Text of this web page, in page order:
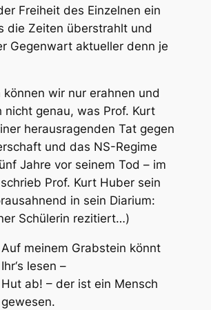
Freiheit des Einzelnen ein
die Zeiten überstrahlt und
Gegenwart aktueller denn je
wir nur erahnen und
nicht genau, was Prof. Kurt
herausragenden Tat gegen
und das NS-Regime
Jahre vor seinem Tod – im
Prof. Kurt Huber sein
in sein Diarium:
Schülerin rezitiert…)
Auf meinem Grabstein könnt
Ihr‘s lesen –
Hut ab! – der ist ein Mensch
gewesen.